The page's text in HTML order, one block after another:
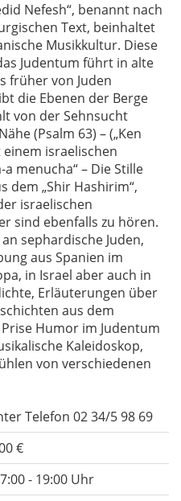
Nefesh“, benannt nach
Text, beinhaltet
Musikkultur. Diese
Judentum führt in alte
früher von Juden
die Ebenen der Berge
von der Sehnsucht
(Psalm 63) –(„Ken
israelischen
a menucha“– Die Stille
dem „Shir Hashirim“,
israelischen
sind ebenfalls zu hören.
sephardische Juden,
aus Spanien im
in Israel aber auch in
Erläuterungen über
aus dem
Humor im Judentum
Kaleidoskop,
von verschiedenen
Telefon 02 34/5 98 69
€
- 19:00 Uhr